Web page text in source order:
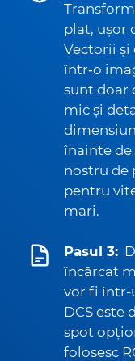
plat, ușor
Vectorii și
într‑o
sunt doar
mic și
înainte de
nostru de
pentru
mari.
Pasul 3:
încărcat
vor fi într-
DCS este
spot
folosesc